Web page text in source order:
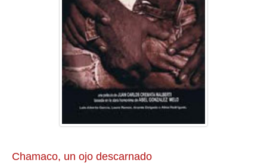
GALERIA
Chamaco, un ojo descarnado